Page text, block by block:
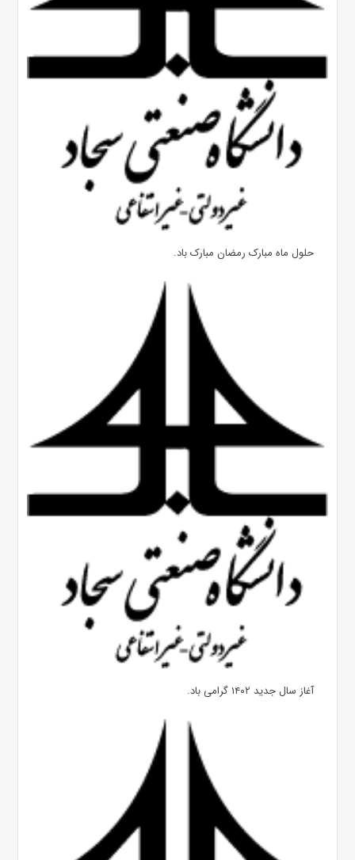
حلول ماه مبارک رمضان مبارک باد.
آغاز سال جدید ۱۴۰۲ گرامی باد.